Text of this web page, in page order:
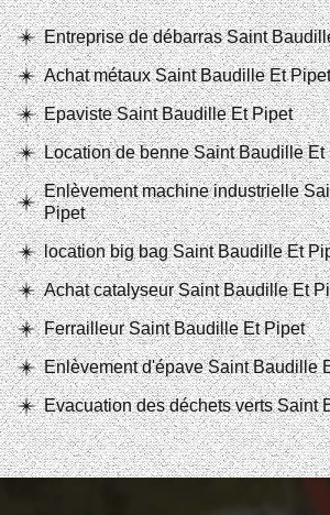
Entreprise de débarras Saint
Achat métaux Saint Baudille Et Pipet
Epaviste Saint Baudille Et Pipet
Location de benne Saint Baudille Et
Enlèvement machine industrielle
Pipet
location big bag Saint Baudille Et
Achat catalyseur Saint Baudille Et
Ferrailleur Saint Baudille Et Pipet
Enlèvement d'épave Saint Baudille
Evacuation des déchets verts Saint